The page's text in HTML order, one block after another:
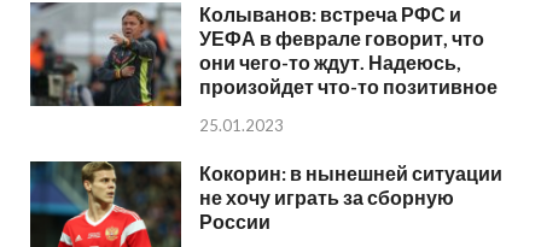
Колыванов: встреча РФС и
УЕФА в феврале говорит, что
они чего-то ждут. Надеюсь,
произойдет что-то позитивное
25.01.2023
Кокорин: в нынешней ситуации
не хочу играть за сборную
России